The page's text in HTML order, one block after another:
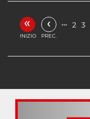
«
INIZIO
‹
PREC.
… 2 3